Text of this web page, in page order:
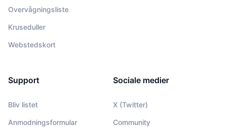
Overvågningsliste
Kruseduller
Webstedskort
Support
Bliv listet
Anmodningsformular
Sociale medier
X (Twitter)
Community